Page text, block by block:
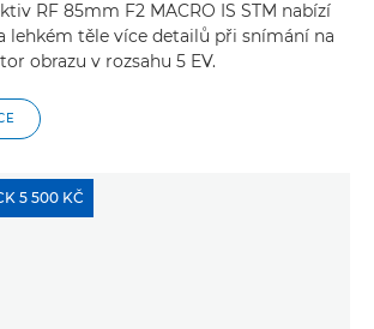
RF 85mm F2 MACRO IS STM nabízí
lehkém těle více detailů při snímání na
obrazu v rozsahu 5 EV.
5 500 KČ